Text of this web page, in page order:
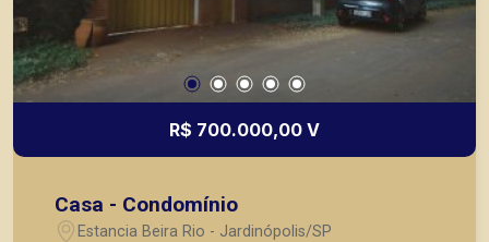
R$ 700.000,00 V
Casa - Condomínio
Estancia Beira Rio - Jardinópolis/SP